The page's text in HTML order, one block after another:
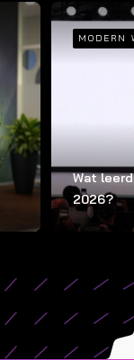
MODERN
Wat
2026?